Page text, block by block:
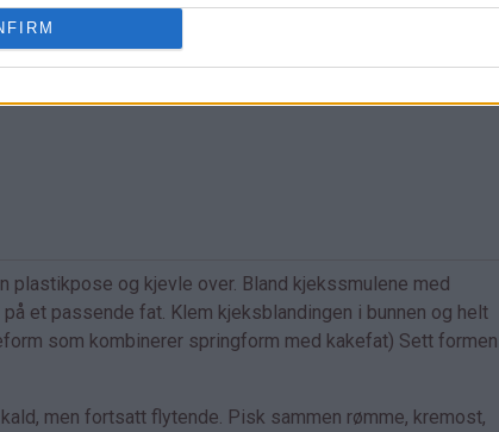
plastikpose og kjevle over. Bland kjekssmulene med
et passende fat. Klem kjeksblandingen i bunnen og helt
som kombinerer springform med kakefat) Sett formen
men fortsatt flytende. Pisk sammen rømme, kremost,